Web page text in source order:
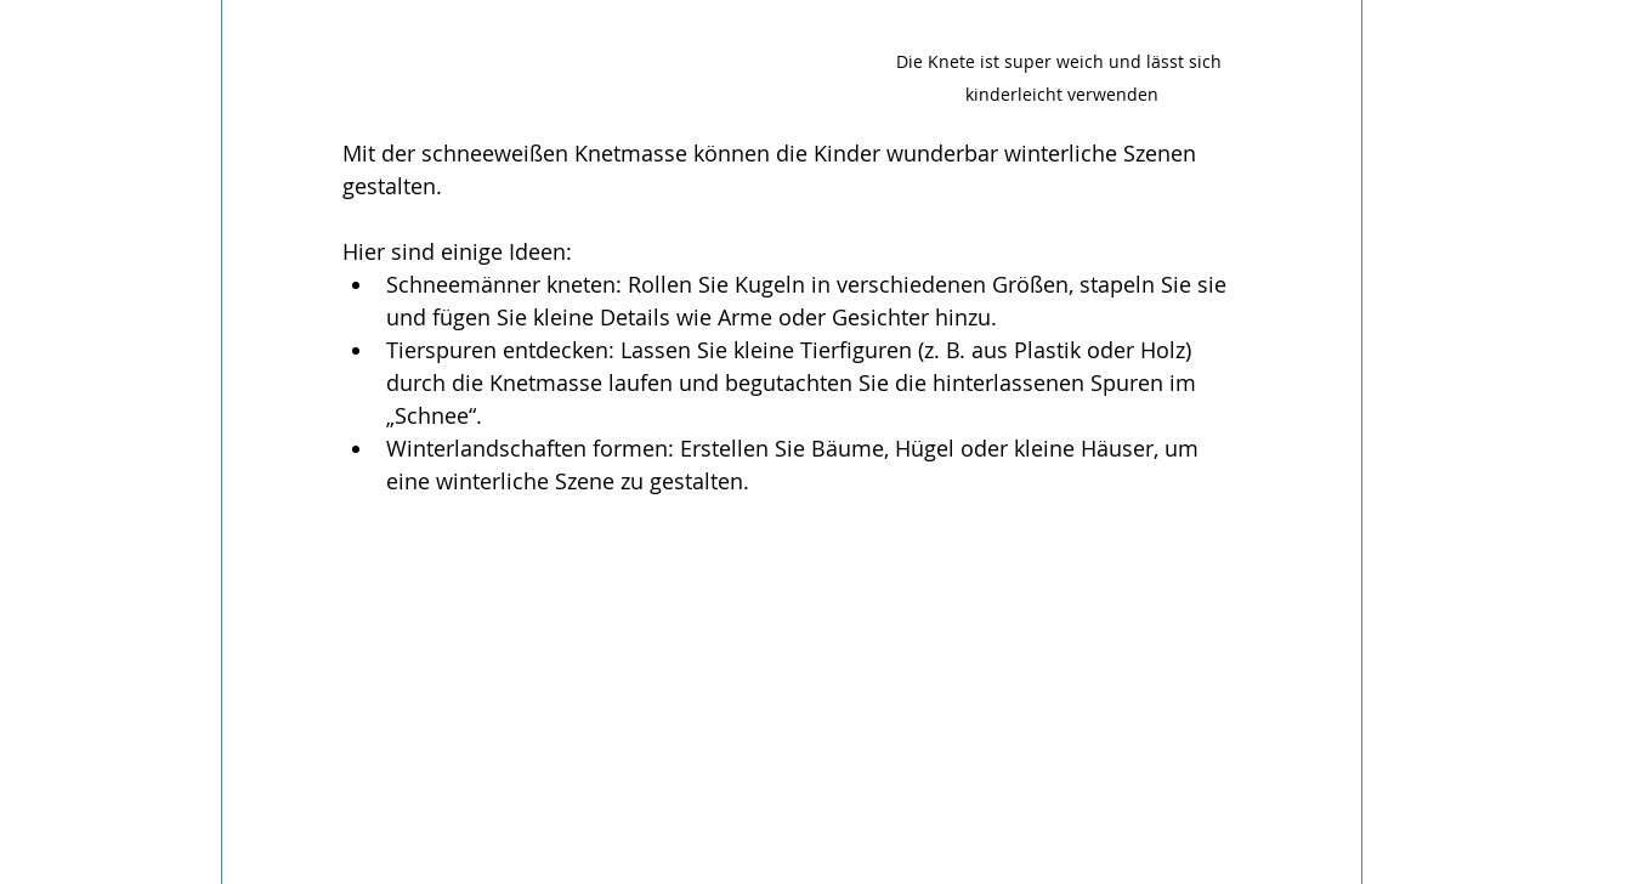
Die Knete ist super weich und lässt sich
kinderleicht verwenden
Mit der schneeweißen Knetmasse können die Kinder wunderbar winterliche Szenen
gestalten.
Hier sind einige Ideen:
Schneemänner kneten: Rollen Sie Kugeln in verschiedenen Größen, stapeln Sie sie
und fügen Sie kleine Details wie Arme oder Gesichter hinzu.
Tierspuren entdecken: Lassen Sie kleine Tierfiguren (z. B. aus Plastik oder Holz)
durch die Knetmasse laufen und begutachten Sie die hinterlassenen Spuren im
„Schnee“.
Winterlandschaften formen: Erstellen Sie Bäume, Hügel oder kleine Häuser, um
eine winterliche Szene zu gestalten.